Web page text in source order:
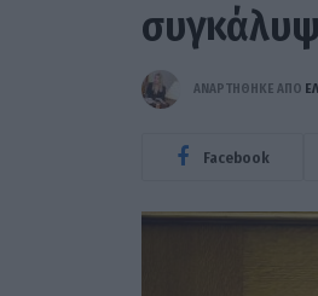
ΑΝΑΡΤΗΘΗΚΕ ΑΠΟ
Facebook